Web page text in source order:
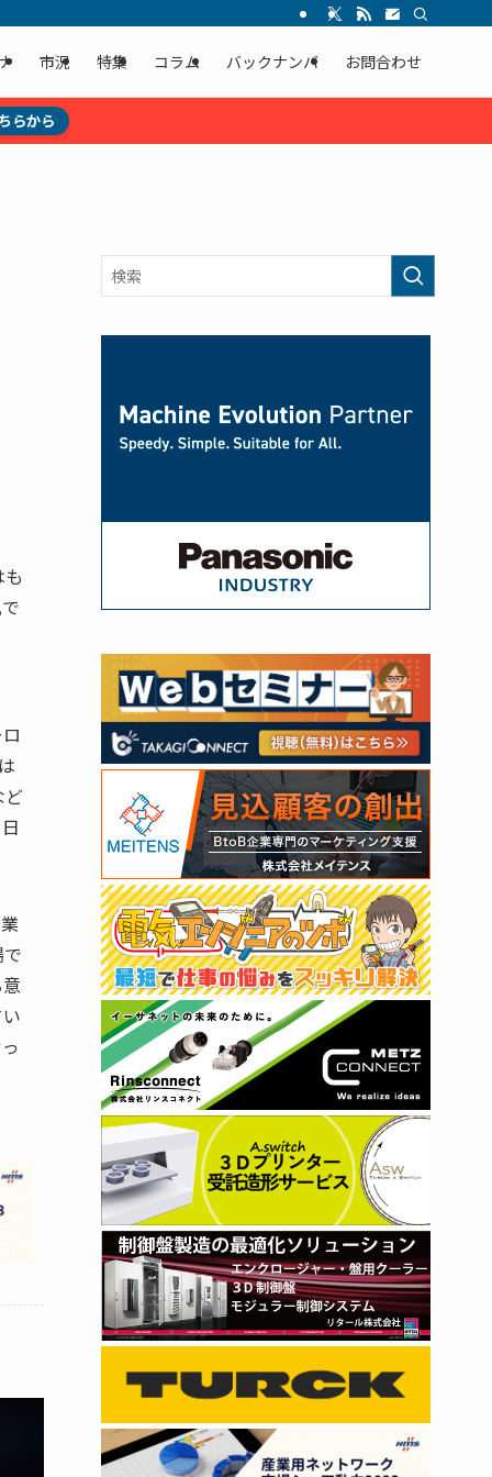
市況 特集 コラム バックナンバ お問合わせ
らから
ど